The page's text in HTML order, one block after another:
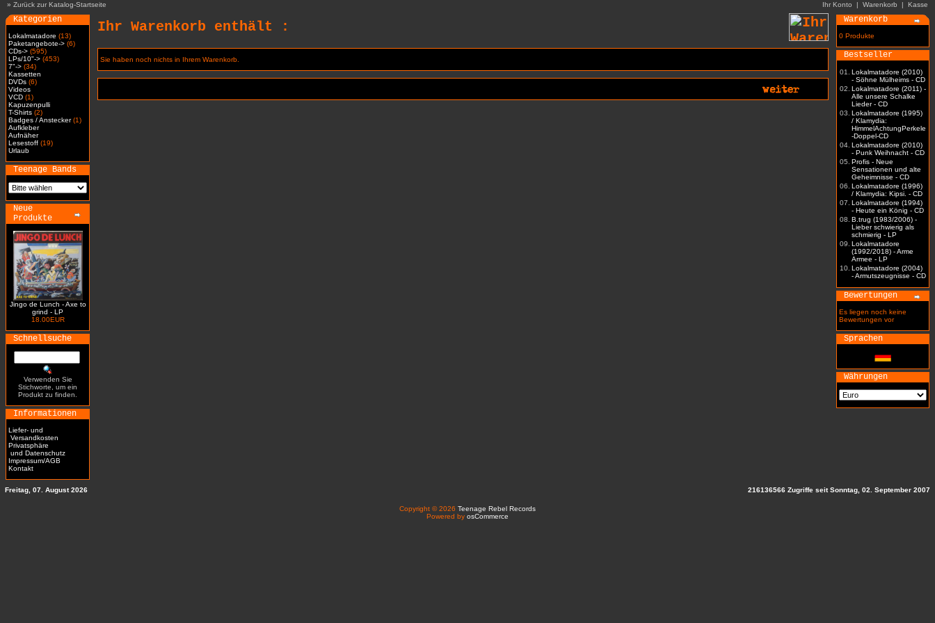
» Zurück zur Katalog-Startseite Ihr Konto | Warenkorb | Kasse
Kategorien
Lokalmatadore (13)
Paketangebote-> (6)
CDs-> (595)
LPs/10"-> (453)
7"-> (34)
Kassetten
DVDs (6)
Videos
VCD (1)
Kapuzenpulli
T-Shirts (2)
Badges / Anstecker(1)
Aufkleber
Aufnäher
Lesestoff (19)
Urlaub
Teenage Bands
Neue
Produkte
Jingo de Lunch - Axe to
grind - LP
18.00EUR
Schnellsuche
Verwenden Sie
Stichworte, um ein
Produkt zu finden.
Informationen
Liefer- und
Versandkosten
Privatsphäre
und Datenschutz
Impressum/AGB
Kontakt
Ihr Warenkorb enthält :
Sie haben noch nichts in Ihrem Warenkorb.
Warenkorb
0 Produkte
Bestseller
01.
Lokalmatadore (2010)
- Söhne Mülheims - CD
02. Lokalmatadore (2011) -
Alle unsere Schalke
Lieder - CD
03. Lokalmatadore (1995)
/ Klamydia:
HimmelAchtungPerkele
-Doppel-CD
04. Lokalmatadore (2010)
- Punk Weihnacht - CD
05. Profis - Neue
Sensationen und alte
Geheimnisse - CD
06. Lokalmatadore (1996)
/ Klamydia: Kipsi. - CD
07. Lokalmatadore (1994)
- Heute ein König - CD
08. B.trug (1983/2006) -
Lieber schwierig als
schmierig - LP
09. Lokalmatadore
(1992/2018) - Arme
Armee - LP
10. Lokalmatadore (2004)
- Armutszeugnisse - CD
Bewertungen
Es liegen noch keine
Bewertungen vor
Sprachen
Währungen
Freitag, 07. August 2026 216136566 Zugriffe seit Sonntag, 02. September 2007
Copyright © 2026 Teenage Rebel Records
Powered by osCommerce